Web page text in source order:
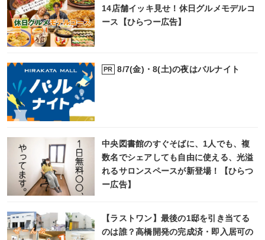
14店舗イッキ見せ！休日グルメモデルコ
ース【ひらつー広告】
PR 8/7(金)・8(土)の夜はバルナイト
中央図書館のすぐそばに、1人でも、複
数名でシェアしても自由に使える、光溢
れるサロンスペースが新登場！【ひらつ
ー広告】
【ラストワン】最後の1邸を引き当てる
のは誰？高橋開発の完成済・即入居可の